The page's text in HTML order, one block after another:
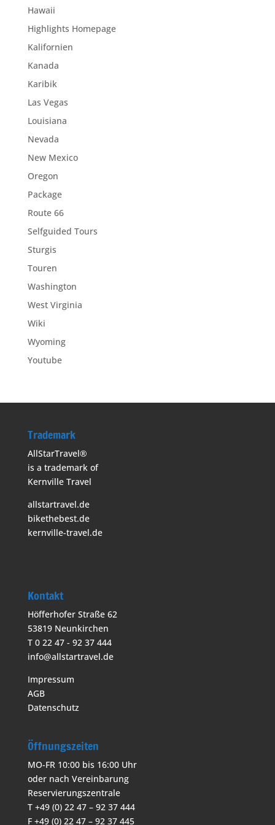
Hawaii
Highlights Homepage
Kalifornien
Kanada
Karibik
Las Vegas
Louisiana
Nevada
New Mexico
Oregon
Package
Route 66
Selfguided Tours
Sturgis
Touren
Washington
West Virginia
Wiki
Wyoming
Youtube
Trademark
AllStarTravel®
is a trademark of
Kernville Travel
allstartravel.de
bikethebest.de
kernville-travel.de
Kontakt
Höfferhofer Straße 62
53819 Neunkirchen
T 0 22 47 - 92 37 444
info@allstartravel.de
Impressum
AGB
Datenschutz
Öffnungszeiten
MO-FR 10:00 bis 16:00 Uhr
oder nach Vereinbarung
Reservierungszentrale
T +49 (0) 22 47 – 92 37 444
F +49 (0) 22 47 – 92 37 445